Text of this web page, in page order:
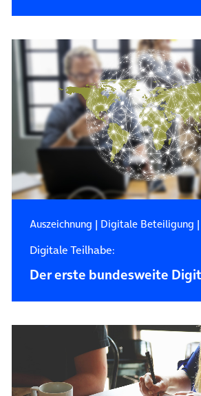
Auszeichnung | Digitale Beteiligung |
Digitale Teilhabe:
Der erste bundesweite